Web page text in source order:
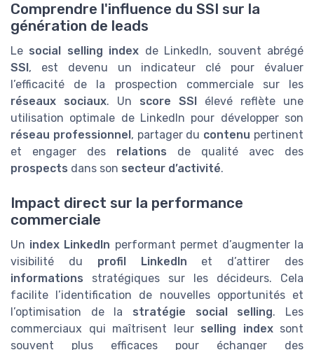
Comprendre l'influence du SSI sur la
génération de leads
Le social selling index de LinkedIn, souvent abrégé
SSI , est devenu un indicateur clé pour évaluer
l’efficacité de la prospection commerciale sur les
réseaux sociaux. Un score SSI
élevé reflète une
utilisation optimale de LinkedIn pour développer son
réseau professionnel , partager du contenu pertinent
et engager des relations de qualité avec des
prospects dans son secteur d’activité.
Impact direct sur la performance
commerciale
Un index LinkedIn performant permet d’augmenter la
visibilité du profil LinkedIn et d’attirer des
informations stratégiques sur les décideurs. Cela
facilite l’identification de nouvelles opportunités et
l’optimisation de la stratégie social selling. Les
commerciaux qui maîtrisent leur selling indexsont
souvent plus efficaces pour échanger des